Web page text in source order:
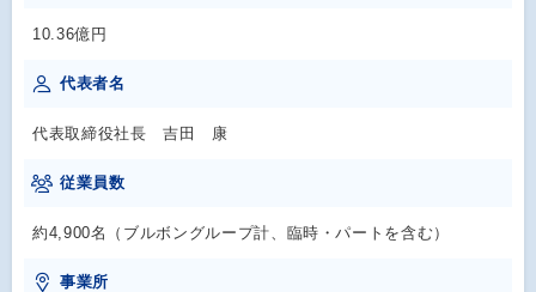
10.36億円
代表者名
代表取締役社長 吉田 康
従業員数
約4,900名（ブルボングループ計、臨時・パートを含む）
事業所